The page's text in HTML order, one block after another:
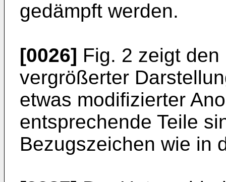
gedämpft werden.
[0026] Fig. 2 zeigt
vergrößerter
etwas modifizierter
entsprechende Teile
Bezugszeichen wie in